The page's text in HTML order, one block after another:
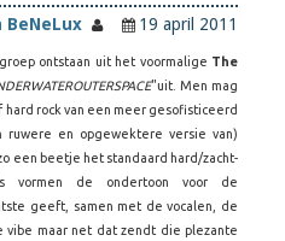
BeNeLux 19 april 2011
ontstaan uit het voormalige The
"uit. Men mag
hard rock van een meer gesofisticeerd
en opgewektere versie van)
een beetje het standaard hard/zacht-
vormen de ondertoon voor de
geeft, samen met de vocalen, de
vibe maar net dat zendt die plezante